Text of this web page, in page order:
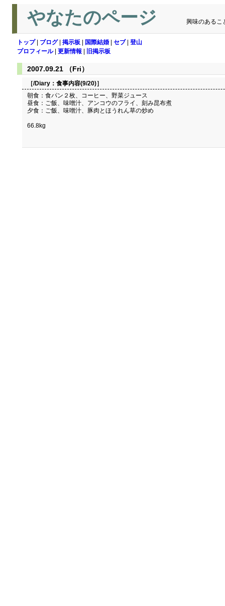
やなたのページ 興味のあるこ
トップ| ブログ| 掲示板 国際結婚 セブ| 登山
プロフィール| 更新情報 旧掲示板
2007.09.21 （Fri）
［/Diary： 食事内容(9/20)］
朝食：食パン２枚、コーヒー、野菜ジュース
昼食：ご飯、味噌汁、アンコウのフライ、刻み昆布煮
夕食：ご飯、味噌汁、豚肉とほうれん草の炒め
66.8kg